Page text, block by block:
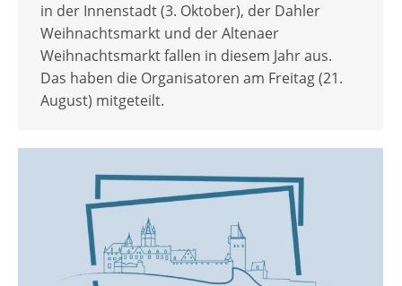
in der Innenstadt (3. Oktober), der Dahler
Weihnachtsmarkt und der Altenaer
Weihnachtsmarkt fallen in diesem Jahr aus.
Das haben die Organisatoren am Freitag (21.
August) mitgeteilt.